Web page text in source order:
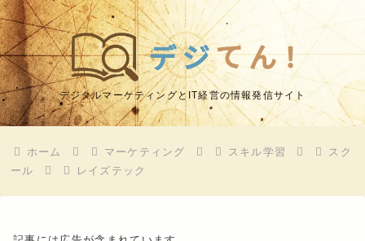
デジタルマーケティングとIT経営の情報発信サイト
ホーム マーケティング スキル学習
スク
ール
レイズテック